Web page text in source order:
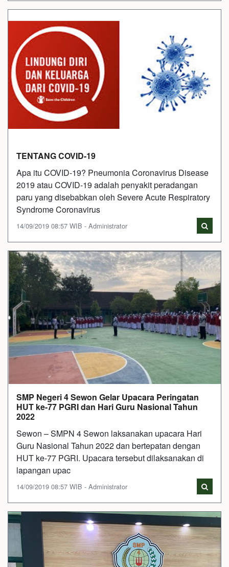
TENTANG COVID-19
Apa itu COVID-19? Pneumonia Coronavirus Disease
2019 atau COVID-19 adalah penyakit peradangan
paru yang disebabkan oleh Severe Acute Respiratory
Syndrome Coronavirus
14/09/2019 08:57 WIB - Administrator
SMP Negeri 4 Sewon Gelar Upacara Peringatan
HUT ke-77 PGRI dan Hari Guru Nasional Tahun
2022
Sewon – SMPN 4 Sewon laksanakan upacara Hari
Guru Nasional Tahun 2022 dan bertepatan dengan
HUT ke-77 PGRI. Upacara tersebut dilaksanakan di
lapangan upac
14/09/2019 08:57 WIB - Administrator